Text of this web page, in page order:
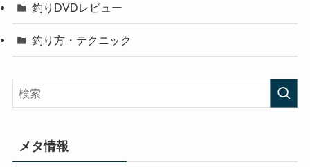
釣りDVDレビュー
釣り方・テクニック
メタ情報